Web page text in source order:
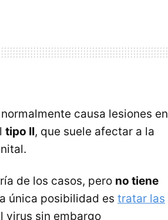
causa lesiones en
tipo II, que suele afectar a la
de los casos, pero no tiene
única posibilidad es tratar las
virus sin embargo